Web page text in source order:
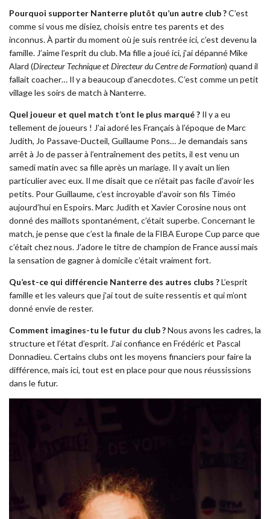
Pourquoi supporter Nanterre plutôt qu’un autre club ?C’est
comme si vous me disiez, choisis entre tes parents et des
inconnus. À partir du moment où je suis rentrée ici, c’est devenu la
famille. J’aime l’esprit du club. Ma fille a joué ici, j’ai dépanné Mike
Alard (Directeur Technique et Directeur du Centre de Formation) quand il
fallait coacher… Il y a beaucoup d’anecdotes. C’est comme un petit
village les soirs de match à Nanterre.
Quel joueur et quel match t’ont le plus marqué ? Il y a eu
tellement de joueurs ! J’ai adoré les Français à l’époque de Marc
Judith, Jo Passave-Ducteil, Guillaume Pons… Je demandais sans
arrêt à Jo de passer à l’entraînement des petits, il est venu un
samedi matin avec sa fille après un mariage. Il y avait un lien
particulier avec eux. Il me disait que ce n’était pas facile d’avoir les
petits. Pour Guillaume, c’est incroyable d’avoir son fils Timéo
aujourd’hui en Espoirs. Marc Judith et Xavier Corosine nous ont
donné des maillots spontanément, c’était superbe. Concernant le
match, je pense que c’est la finale de la FIBA Europe Cup parce que
c’était chez nous. J’adore le titre de champion de France aussi mais
la sensation de gagner à domicile c’était vraiment fort.
Qu’est-ce qui différencie Nanterre des autres clubs ?L’esprit
famille et les valeurs que j’ai tout de suite ressentis et qui m’ont
donné envie de rester.
Comment imagines-tu le futur du club ?Nous avons les cadres, la
structure et l’état d’esprit. J’ai confiance en Frédéric et Pascal
Donnadieu. Certains clubs ont les moyens financiers pour faire la
différence, mais ici, tout est en place pour que nous réussissions
dans le futur.